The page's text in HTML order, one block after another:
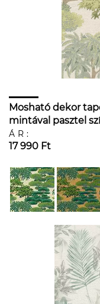
Mosható dekor
mintával pasztel
ÁR:
17 990 Ft